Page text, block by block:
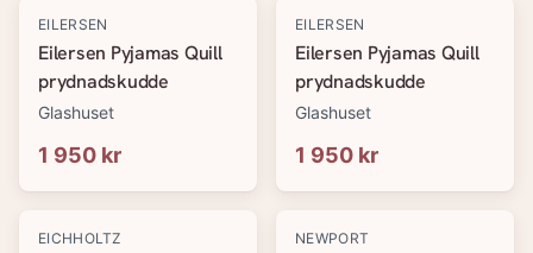
EILERSEN
Eilersen Pyjamas Quill
prydnadskudde
Glashuset
1 950 kr
EILERSEN
Eilersen Pyjamas Quill
prydnadskudde
Glashuset
1 950 kr
-20%
EICHHOLTZ -20%
NEWPORT